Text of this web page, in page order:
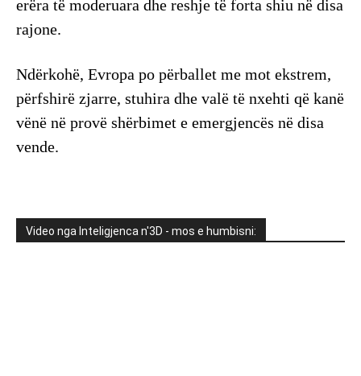
erëra të moderuara dhe reshje të forta shiu në disa
rajone.
Ndërkohë, Evropa po përballet me mot ekstrem,
përfshirë zjarre, stuhira dhe valë të nxehti që kanë
vënë në provë shërbimet e emergjencës në disa
vende.
Video nga Inteligjenca n'3D - mos e humbisni: